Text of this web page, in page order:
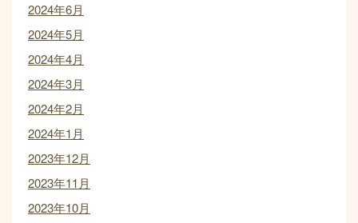
2024年6月
2024年5月
2024年4月
2024年3月
2024年2月
2024年1月
2023年12月
2023年11月
2023年10月